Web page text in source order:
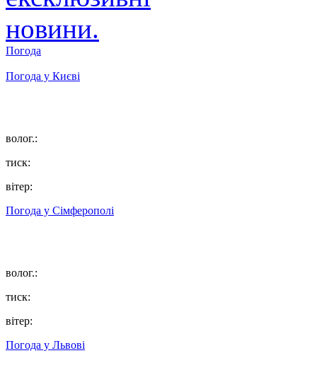
Погода
Погода у Києві
волог.:
тиск:
вітер:
Погода у Сімферополі
волог.:
тиск:
вітер:
Погода у Львові